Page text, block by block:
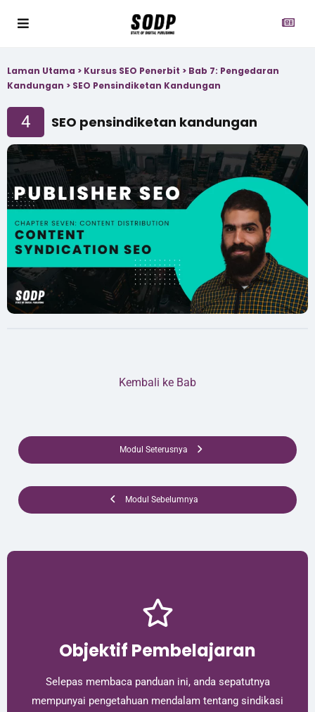
Laman Utama > Kursus SEO Penerbit > Bab 7: Pengedaran
Kandungan > SEO Pensindiketan Kandungan
4 SEO pensindiketan kandungan
Modul Sebelumnya
Kembali ke Bab
Modul Seterusnya
Objektif Pembelajaran
Selepas membaca panduan ini, anda sepatutnya
mempunyai pengetahuan mendalam tentang sindikasi